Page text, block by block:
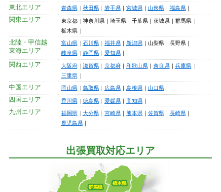
東北エリア 青森県 秋田県 岩手県 宮城県 山形県 福島県
関東エリア 東京都 神奈川県 埼玉県 千葉県 茨城県
群馬県
栃木県
北陸・甲信越
東海エリア
富山県 石川県 福井県 新潟県 山梨県
長野県
岐阜県
静岡県 愛知県
関西エリア 大阪府 滋賀県 京都府 和歌山県 奈良県
兵庫県
三重県
中国エリア 岡山県 鳥取県 広島県 島根県 山口県
四国エリア 香川県 徳島県 愛媛県 高知県
九州エリア 福岡県 大分県 宮崎県 熊本県 佐賀県
長崎県
鹿児島県
出張買取対応エリア